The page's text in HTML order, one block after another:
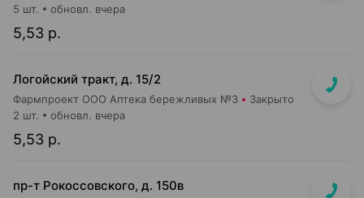
5,53 р.
5 шт. обновл. вчера
Логойский тракт, д. 15/2
Фармпроект ООО Аптека бережливых №3 Закрыто
5,53 р.
2 шт. обновл. вчера
пр-т Рокоссовского, д. 150в